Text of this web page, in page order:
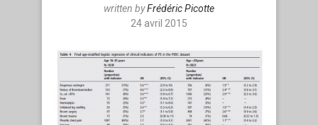
written byFrédéric Picotte
24 avril 2015